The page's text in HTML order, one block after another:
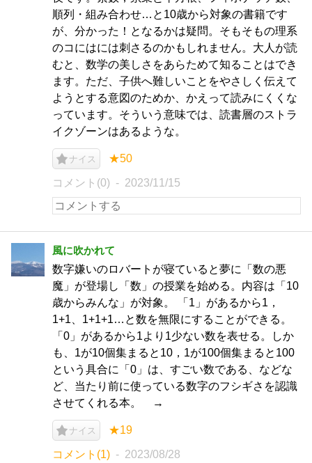
順列・組み合わせ…と10歳から対象の書籍です
が、分かった！となるかは疑問。そもそもの理系
のコにはには刺さるのかもしれません。大人が読
むと、数学の美しさをあらためて知ることはでき
ます。ただ、子供へ難しいことをやさしく伝えて
ようとする意図のためか、かえって読みにくくな
っています。そういう意味では、読書層のストラ
イクゾーンはあるような。
ナイス ★50
コメント(0) 2023/11/15
風に吹かれて
数字嫌いのロバートが寝ていると夢に「数の悪
魔」が登場し「数」の授業を始める。内容は「10
歳からみんな」が対象。 「1」があるから1，
1+1、1+1+1…と数を無限にすることができる。
「0」があるから1より1少ない数を表せる。しか
も、1が10個集まると10，1が100個集まると100
という具合に「0」は、すごい数である、などな
ど、当たり前に使っている数字のフシギさを認識
させてくれる本。 →
ナイス ★19
コメント(1) 2023/08/28